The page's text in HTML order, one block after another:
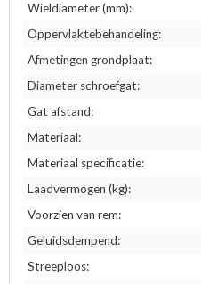
Wieldiameter (mm):
Oppervlaktebehandeling:
Afmetingen grondplaat:
Diameter schroefgat:
Gat afstand:
Materiaal:
Materiaal specificatie:
Laadvermogen (kg):
Voorzien van rem:
Geluidsdempend:
Streeploos: